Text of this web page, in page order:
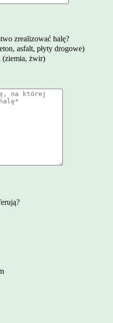
zrealizować halę?
asfalt, płyty drogowe)
(ziemia, żwir)